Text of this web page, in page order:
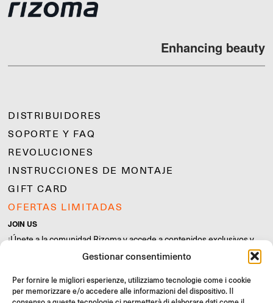
Gestionar consentimiento
Per fornire le migliori esperienze, utilizziamo tecnologie come i cookie
per memorizzare e/o accedere alle informazioni del dispositivo. Il
Enhancing beauty
DISTRIBUIDORES
SOPORTE Y FAQ
REVOLUCIONES
INSTRUCCIONES DE MONTAJE
GIFT CARD
OFERTAS LIMITADAS
JOIN US
¡Únete a la comunidad Rizoma y accede a contenidos exclusivos y
Inscríbete